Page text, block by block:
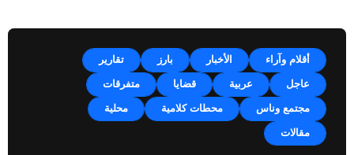
أقلام وآراء الأخبار بارز تقارير
عاجل عربية قضايا متفرقات
مجتمع وناس محطات كلامية محلية
مقالات